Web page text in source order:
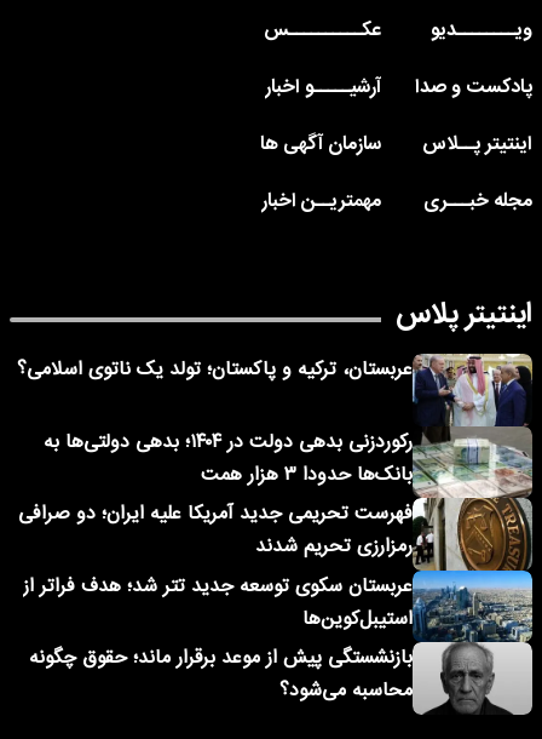
ویــــــــدیو
عکــــــــــس
پادکست و صدا
آرشیـــــو اخبار
اینتیتر پــلاس
سازمان آگهی ها
مجله خبـــری
مهمتریــن اخبار
اینتیتر پلاس
عربستان، ترکیه و پاکستان؛ تولد یک ناتوی اسلامی؟
رکوردزنی بدهی دولت در ۱۴۰۴؛ بدهی دولتی‌ها به
بانک‌ها حدودا ۳ هزار همت
فهرست تحریمی جدید آمریکا علیه ایران؛ دو صرافی
رمزارزی تحریم شدند
عربستان سکوی توسعه جدید تتر شد؛ هدف فراتر از
استیبل‌کوین‌ها
بازنشستگی پیش از موعد برقرار ماند؛ حقوق چگونه
محاسبه می‌شود؟